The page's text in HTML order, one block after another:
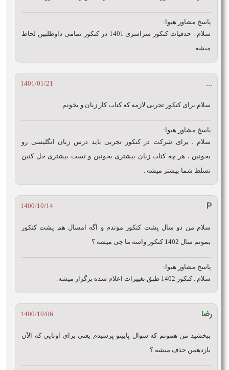
پاسخ مشاور هیوا:
سلام . حذفیات کنکور سراسری 1401 در کنکور تمامی داوطلبین لحاظ
میشه .
...
1401/01/21
سلام برای کنکور تجربی لازمه که کتاب کار زبان و بخونم
پاسخ مشاور هیوا:
سلام . برای شرکت در کنکور تجربی باید درس زبان انگلیسی رو
بخونین ، هر چه کتاب زبان بیشتری بخونین و تست بیشتری حل کنین
تسلط شما بیشتر میشه .
P
1400/10/14
سلام من دو سال پشت کنکور موندم و اگه امسال هم پشت کنکور
بمونم سال 1402 کنکور واسه ما چی میشه ؟
پاسخ مشاور هیوا:
سلام . کنکور 1402 طبق تغییرات اعلام شده برگزار میشه .
رضا 1400/10/06
ببخشيد من همونم كه سوال پايينو پرسيدم يعني براى اونايي كه الآن
يازدهمن حذف ميشه ؟